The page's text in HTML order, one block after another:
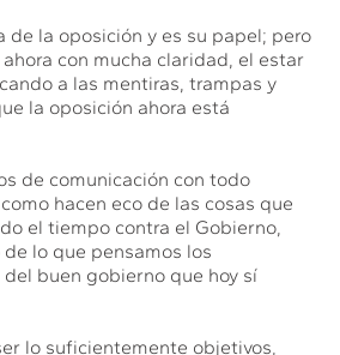
de la oposición y es su papel; pero
con mucha claridad, el estar
a las mentiras, trampas y
la oposición ahora está
de comunicación con todo
hacen eco de las cosas que
el tiempo contra el Gobierno,
lo que pensamos los
buen gobierno que hoy sí
lo suficientemente objetivos,